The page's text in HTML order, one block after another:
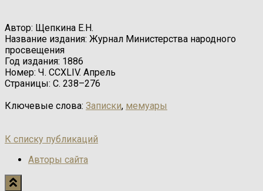
Автор: Щепкина Е.Н.
Название издания: Журнал Министерства народного
просвещения
Год издания: 1886
Номер: Ч. CCXLIV. Апрель
Страницы: С. 238–276
Ключевые слова: Записки, мемуары
К списку публикаций
Авторы сайта